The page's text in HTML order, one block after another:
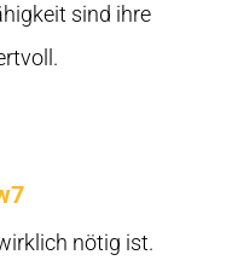
sind ihre
nötig ist.